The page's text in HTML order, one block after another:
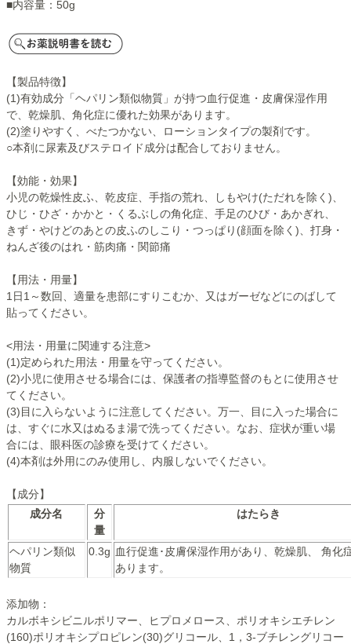
■内容量：50g
【製品特徴】
(1)有効成分「ヘパリン類似物質」が持つ血行促進・皮膚保湿作用
で、乾燥肌、角化症に優れた効果があります。
(2)塗りやすく、べたつかない、ローションタイプの製剤です。
○本剤に尿素及びステロイド成分は配合しておりません。
【効能・効果】
小児の乾燥性皮ふ、乾皮症、手指の荒れ、しもやけ(ただれを除く)、
ひじ・ひざ・ かかと・くるぶしの角化症、手足のひび・あかぎれ、
きず・やけどのあとの皮ふのしこり・つっぱり(顔面を除く)、打身・
ねんざ後のはれ・筋肉痛・関節痛
【用法・用量】
1日1～数回、適量を患部にすりこむか、又はガーゼなどにのばして
貼ってください。
<用法・用量に関連する注意>
(1)定められた用法・用量を守ってください。
(2)小児に使用させる場合には、保護者の指導監督のもとに使用させ
てください。
(3)目に入らないように注意してください。万一、目に入った場合に
は、すぐに水又はぬるま湯で洗ってください。なお、症状が重い場
合には、眼科医の診療を 受けてください。
(4)本剤は外用にのみ使用し、内服しないでください。
【成分】
成分名
分
量
はたらき
ヘパリン類似
物質
0.3g 血行促進･皮膚保湿作用があり、乾燥肌、 角化
あります。
添加物：
カルボキシビニルポリマー、ヒプロメロース、ポリオキシエチレン
(160)ポリオキシプロピレン(30)グリコール、1，3-ブチレングリコー